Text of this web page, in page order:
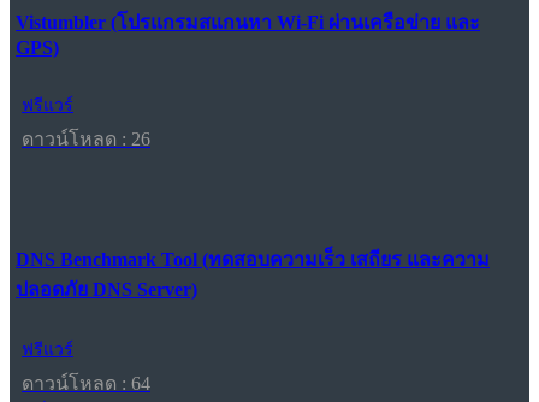
Vistumbler (โปรแกรมสแกนหา Wi-Fi ผ่านเครือข่าย และ
GPS)
ฟรีแวร์
ดาวน์โหลด : 26
DNS Benchmark Tool (ทดสอบความเร็ว เสถียร และความ
ปลอดภัย DNS Server)
ฟรีแวร์
ดาวน์โหลด : 64